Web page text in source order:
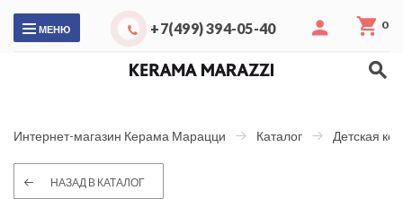
МЕНЮ +7(499) 394-05-40 0
Интернет-магазин Керама Марацци Каталог Детская
НАЗАД В КАТАЛОГ